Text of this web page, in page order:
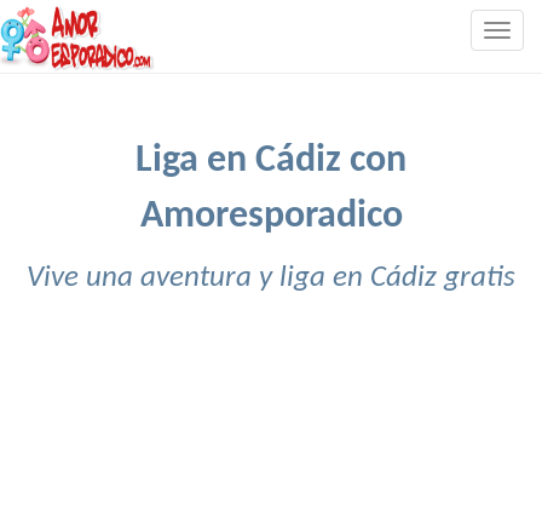
Liga en Cádiz con
Amoresporadico
Vive una aventura y liga en Cádiz gratis